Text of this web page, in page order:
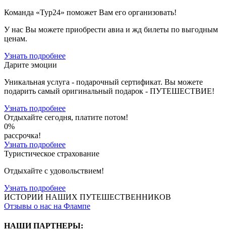
Команда «Тур24» поможет Вам его организовать!
У нас Вы можете приобрести авиа и жд билеты по выгодным
ценам.
Узнать подробнее
Дарите эмоции
Уникальная услуга - подарочный сертификат. Вы можете
подарить cамый оригинальный подарок - ПУТЕШЕСТВИЕ!
Узнать подробнее
Отдыхайте сегодня, платите потом!
0%
рассрочка!
Узнать подробнее
Туристическое страхование
Отдыхайте с удовольствием!
Узнать подробнее
ИСТОРИИ НАШИХ ПУТЕШЕСТВЕННИКОВ
Отзывы о нас на Флампе
НАШИ ПАРТНЕРЫ: